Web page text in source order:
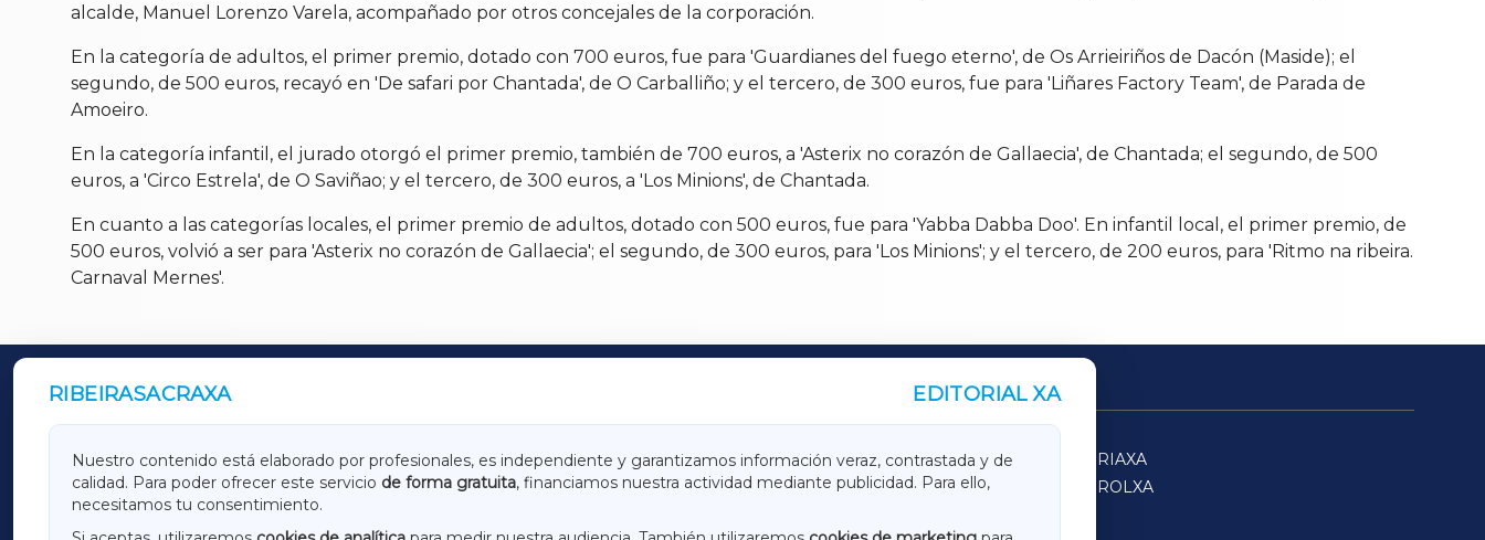
alcalde, Manuel Lorenzo Varela, acompañado por otros concejales de la corporación.
En la categoría de adultos, el primer premio, dotado con 700 euros, fue para 'Guardianes del fuego eterno', de Os Arrieiriños de Dacón (Maside); el
segundo, de 500 euros, recayó en 'De safari por Chantada', de O Carballiño; y el tercero, de 300 euros, fue para 'Liñares Factory Team', de Parada de
Amoeiro.
En la categoría infantil, el jurado otorgó el primer premio, también de 700 euros, a 'Asterix no corazón de Gallaecia', de Chantada; el segundo, de 500
euros, a 'Circo Estrela', de O Saviñao; y el tercero, de 300 euros, a 'Los Minions', de Chantada.
En cuanto a las categorías locales, el primer premio de adultos, dotado con 500 euros, fue para 'Yabba Dabba Doo'. En infantil local, el primer premio, de
500 euros, volvió a ser para 'Asterix no corazón de Gallaecia'; el segundo, de 300 euros, para 'Los Minions'; y el tercero, de 200 euros, para 'Ritmo na ribeira.
Carnaval Mernes'.
RIBEIRASACRAXA EDITORIAL XA
Nuestro contenido está elaborado por profesionales, es independiente y garantizamos información veraz, contrastada y de
calidad. Para poder ofrecer este servicio de forma gratuita, financiamos nuestra actividad mediante publicidad. Para ello,
necesitamos tu consentimiento.
OUTROS PERIÓDICOS
GALICIAXA LUGOXA TERRACHAXA
SARRIAXA
AMARIÑAXA
RIBEIRASACRAXA ACORUÑAXA
FERROLXA
OURENSEXA